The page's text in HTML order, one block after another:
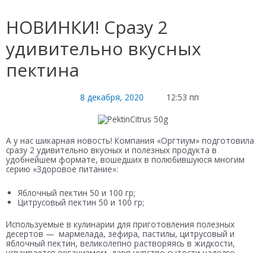
НОВИНКИ! Сразу 2
удивительно вкусных
пектина
8 декабря, 2020 12:53 пп
А у нас шикарная новость! Компания «Оргтиум» подготовила
сразу 2 удивительно вкусных и полезных продукта в
удобнейшем формате, вошедших в полюбившуюся многим
серию «Здоровое питание»:
Яблочный пектин 50 и 100 гр;
Цитрусовый пектин 50 и 100 гр;
Используемые в кулинарии для приготовления полезных
десертов — мармелада, зефира, пастилы, цитрусовый и
яблочный пектин, великолепно растворяясь в жидкости,